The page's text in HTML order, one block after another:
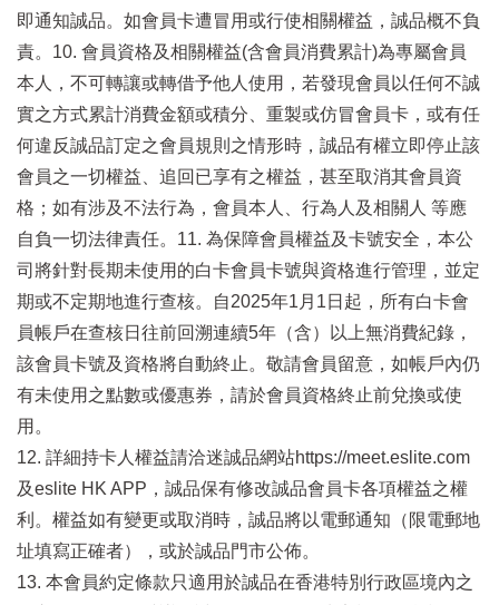
即通知誠品。如會員卡遭冒用或行使相關權益，誠品概不負
責。10. 會員資格及相關權益(含會員消費累計)為專屬會員
本人，不可轉讓或轉借予他人使用，若發現會員以任何不誠
實之方式累計消費金額或積分、重製或仿冒會員卡，或有任
何違反誠品訂定之會員規則之情形時，誠品有權立即停止該
會員之一切權益、追回已享有之權益，甚至取消其會員資
格；如有涉及不法行為，會員本人、行為人及相關人 等應
自負一切法律責任。11. 為保障會員權益及卡號安全，本公
司將針對長期未使用的白卡會員卡號與資格進行管理，並定
期或不定期地進行查核。自2025年1月1日起，所有白卡會
員帳戶在查核日往前回溯連續5年（含）以上無消費紀錄，
該會員卡號及資格將自動終止。敬請會員留意，如帳戶內仍
有未使用之點數或優惠券，請於會員資格終止前兌換或使
用。
12. 詳細持卡人權益請洽迷誠品網站https://meet.eslite.com
及eslite HK APP，誠品保有修改誠品會員卡各項權益之權
利。權益如有變更或取消時，誠品將以電郵通知（限電郵地
址填寫正確者），或於誠品門市公佈。
13. 本會員約定條款只適用於誠品在香港特別行政區境內之